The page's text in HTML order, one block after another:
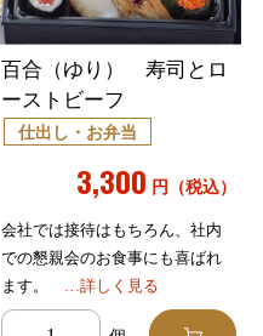
百合（ゆり） 寿司とロ
ーストビーフ
仕出し・お弁当
3,300 円（税込）
会社では接待はもちろん、社内
での懇親会のお食事にも喜ばれ
ます。
…詳しく見る